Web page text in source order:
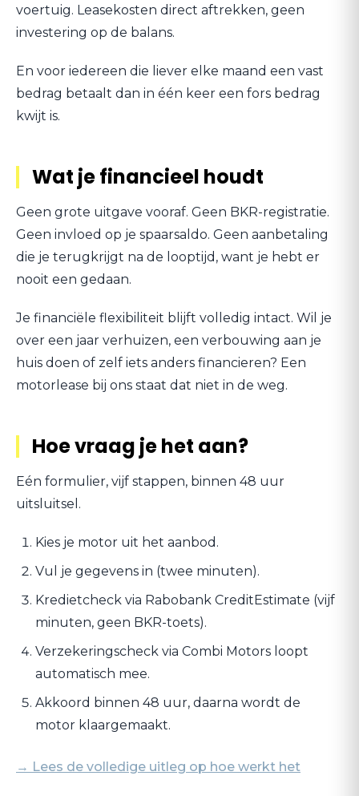
voertuig. Leasekosten direct aftrekken, geen
investering op de balans.
En voor iedereen die liever elke maand een vast
bedrag betaalt dan in één keer een fors bedrag
kwijt is.
Wat je financieel houdt
Geen grote uitgave vooraf. Geen BKR-registratie.
Geen invloed op je spaarsaldo. Geen aanbetaling
die je terugkrijgt na de looptijd, want je hebt er
nooit een gedaan.
Je financiële flexibiliteit blijft volledig intact. Wil je
over een jaar verhuizen, een verbouwing aan je
huis doen of zelf iets anders financieren? Een
motorlease bij ons staat dat niet in de weg.
Hoe vraag je het aan?
Eén formulier, vijf stappen, binnen 48 uur
uitsluitsel.
Kies je motor uit het aanbod.
Vul je gegevens in (twee minuten).
Kredietcheck via Rabobank CreditEstimate (vijf
minuten, geen BKR-toets).
Verzekeringscheck via Combi Motors loopt
automatisch mee.
Akkoord binnen 48 uur, daarna wordt de
motor klaargemaakt.
→ Lees de volledige uitleg op hoe werkt het